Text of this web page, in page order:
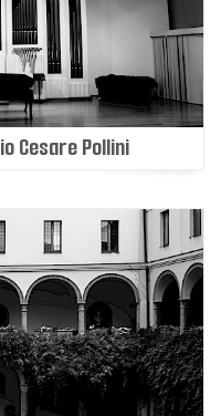
Cesare Pollini